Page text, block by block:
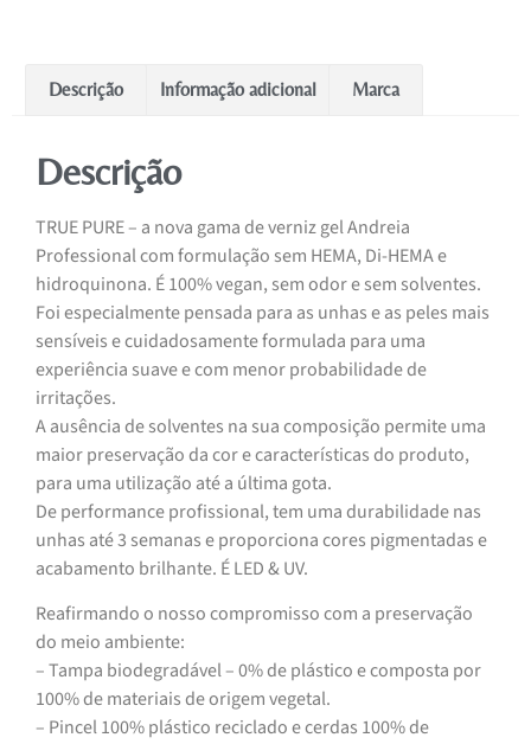
Descrição Informação adicional Marca
Descrição
TRUE PURE – a nova gama de verniz gel Andreia
Professional com formulação sem HEMA, Di-HEMA e
hidroquinona. É 100% vegan, sem odor e sem solventes.
Foi especialmente pensada para as unhas e as peles mais
sensíveis e cuidadosamente formulada para uma
experiência suave e com menor probabilidade de
irritações.
A ausência de solventes na sua composição permite uma
maior preservação da cor e características do produto,
para uma utilização até a última gota.
De performance profissional, tem uma durabilidade nas
unhas até 3 semanas e proporciona cores pigmentadas e
acabamento brilhante. É LED & UV.
Reafirmando o nosso compromisso com a preservação
do meio ambiente:
– Tampa biodegradável – 0% de plástico e composta por
100% de materiais de origem vegetal.
– Pincel 100% plástico reciclado e cerdas 100% de